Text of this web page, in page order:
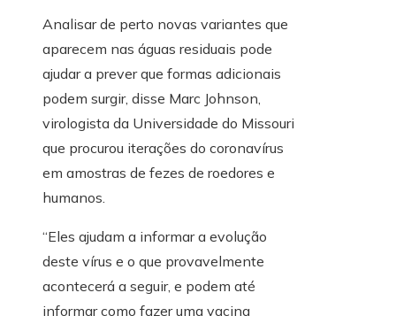
Analisar de perto novas variantes que
aparecem nas águas residuais pode
ajudar a prever que formas adicionais
podem surgir, disse Marc Johnson,
virologista da Universidade do Missouri
que procurou iterações do coronavírus
em amostras de fezes de roedores e
humanos.
“Eles ajudam a informar a evolução
deste vírus e o que provavelmente
acontecerá a seguir, e podem até
informar como fazer uma vacina